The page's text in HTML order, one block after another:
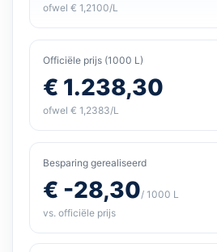
ofwel € 1,2100/L
Officiële prijs (1000 L)
€ 1.238,30
ofwel € 1,2383/L
Besparing gerealiseerd
€ -28,30/ 1000 L
vs. officiële prijs